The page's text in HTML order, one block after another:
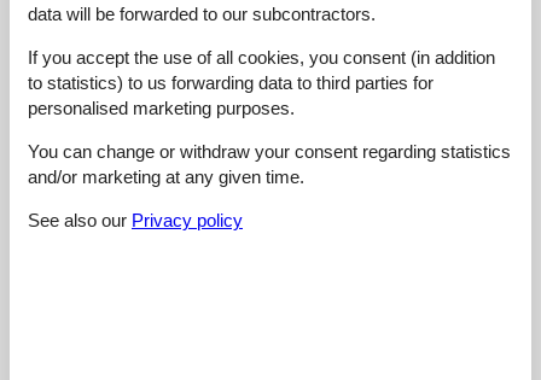
4,7
3 external reviews
4,0
Facilities:
4 Location:
data will be forwarded to our subcontractors.
If you accept the use of all cookies, you consent (in addition
to statistics) to us forwarding data to third parties for
personalised marketing purposes.
You can change or withdraw your consent regarding statistics
and/or marketing at any given time.
See also our Privacy policy